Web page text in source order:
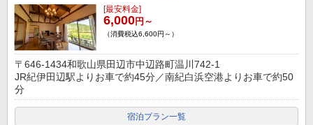
[最安料金]
6,000円～
（消費税込6,600円～）
〒646-1434和歌山県田辺市中辺路町温川742-1
JR紀伊田辺駅よりお車で約45分／南紀白浜空港よりお車で約50
分
宿泊プラン一覧